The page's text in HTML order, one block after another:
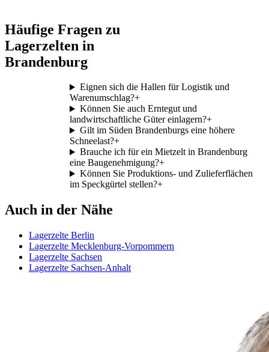
Häufige Fragen zu
Lagerzelten in
Brandenburg
Eignen sich die Hallen für Logistik und
Warenumschlag?+
Können Sie auch Erntegut und
landwirtschaftliche Güter einlagern?+
Gilt im Süden Brandenburgs eine höhere
Schneelast?+
Brauche ich für ein Mietzelt in Brandenburg
eine Baugenehmigung?+
Können Sie Produktions- und Zulieferflächen
im Speckgürtel stellen?+
Auch in der Nähe
Lagerzelte Berlin
Lagerzelte Mecklenburg-Vorpommern
Lagerzelte Sachsen
Lagerzelte Sachsen-Anhalt